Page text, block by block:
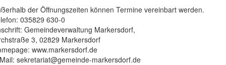
der Öffnungszeiten können Termine vereinbart werden.
035829 630-0
Gemeindeverwaltung Markersdorf,
3, 02829 Markersdorf
www.markersdorf.de
sekretariat@gemeinde-markersdorf.de